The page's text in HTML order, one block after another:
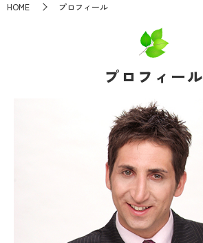
HOME プロフィール
プロフィール